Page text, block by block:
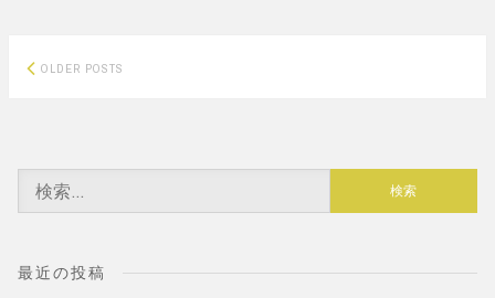
Posts
OLDER POSTS
索:
最近の投稿